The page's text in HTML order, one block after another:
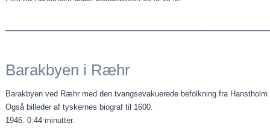
Barakbyen i Ræhr
Barakbyen ved Ræhr med den tvangsevakuerede befolkning fra Hanstholm
Også billeder af tyskernes biograf til 1600.
1946. 0:44 minutter.